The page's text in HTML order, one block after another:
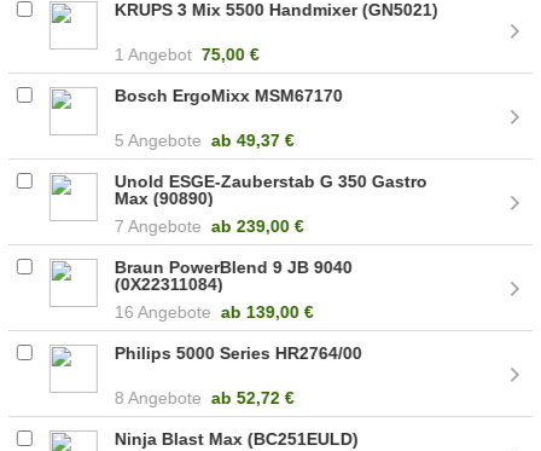
KRUPS 3 Mix 5500 Handmixer (GN5021)
1 Angebot 75,00 €
Bosch ErgoMixx MSM67170
5 Angebote ab49,37 €
Unold ESGE-Zauberstab G 350 Gastro
Max (90890)
7 Angebote ab 239,00 €
Braun PowerBlend 9 JB 9040
(0X22311084)
16 Angebote ab 139,00 €
Philips 5000 Series HR2764/00
8 Angebote ab 52,72 €
Ninja Blast Max (BC251EULD)